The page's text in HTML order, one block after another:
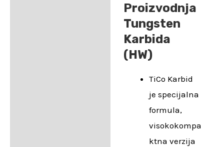
Proizvodnja
Tungsten
Karbida
(HW)
TiCo Karbid
je specijalna
formula,
visokokompa
ktna verzija